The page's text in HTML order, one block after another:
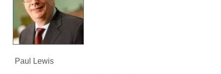
Paul Lewis